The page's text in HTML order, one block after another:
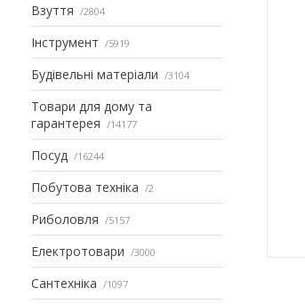
Взуття 2804
Інструмент 5919
Будівельні матеріали 3104
Товари для дому та
гарантерея
14177
Посуд 16244
Побутова техніка 2
Риболовля 5157
Електротовари 3000
Сантехніка 1097